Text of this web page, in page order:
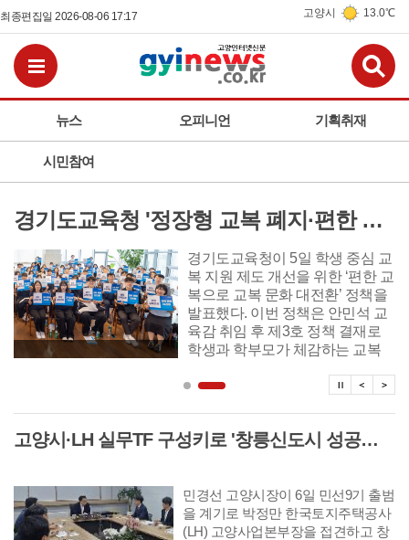
최종편집일 2026-08-06 17:17 고양시 13.0℃
뉴스 오피니언 기획취재
시민참여
경기도교육청 '정장형 교복 폐지·편한 교복 전환, 교복 자율화 공론화' 추진
경기도교육청이 5일 학생 중심 교
복 지원 제도 개선을 위한 ‘편한 교
복으로 교복 문화 대전환’ 정책을
발표했다. 이번 정책은 안민석 교
육감 취임 후 제3호 정책 결재로
학생과 학부모가 체감하는 교복
정책 주요 내용은 ▲편한 교복으
부담 완화 ▲학교 업무 경감 등이
으로 개선하는 데 초점을 맞췄다.
탑
탑뉴스
고양시·LH 실무TF 구성키로 '창릉신도시 성공적 조성 및 자족기능 강화 협력'
민경선 고양시장이 6일 민선9기 출범
을 계기로 박정만 한국토지주택공사
(LH) 고양사업본부장을 접견하고 창